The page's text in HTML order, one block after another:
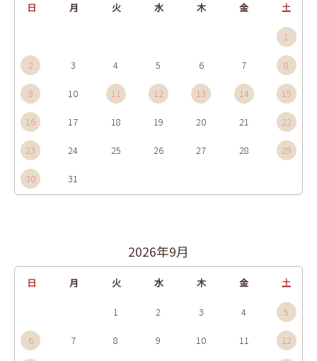
日 月 火 水 木 金 土
1
2 3 4 5 6 7 8
9 10 11 12 13 14 15
16 17 18 19 20 21 22
23 24 25 26 27 28 29
30 31
2026年9月
日 月 火 水 木 金 土
1 2 3 4 5
6 7 8 9 10 11 12